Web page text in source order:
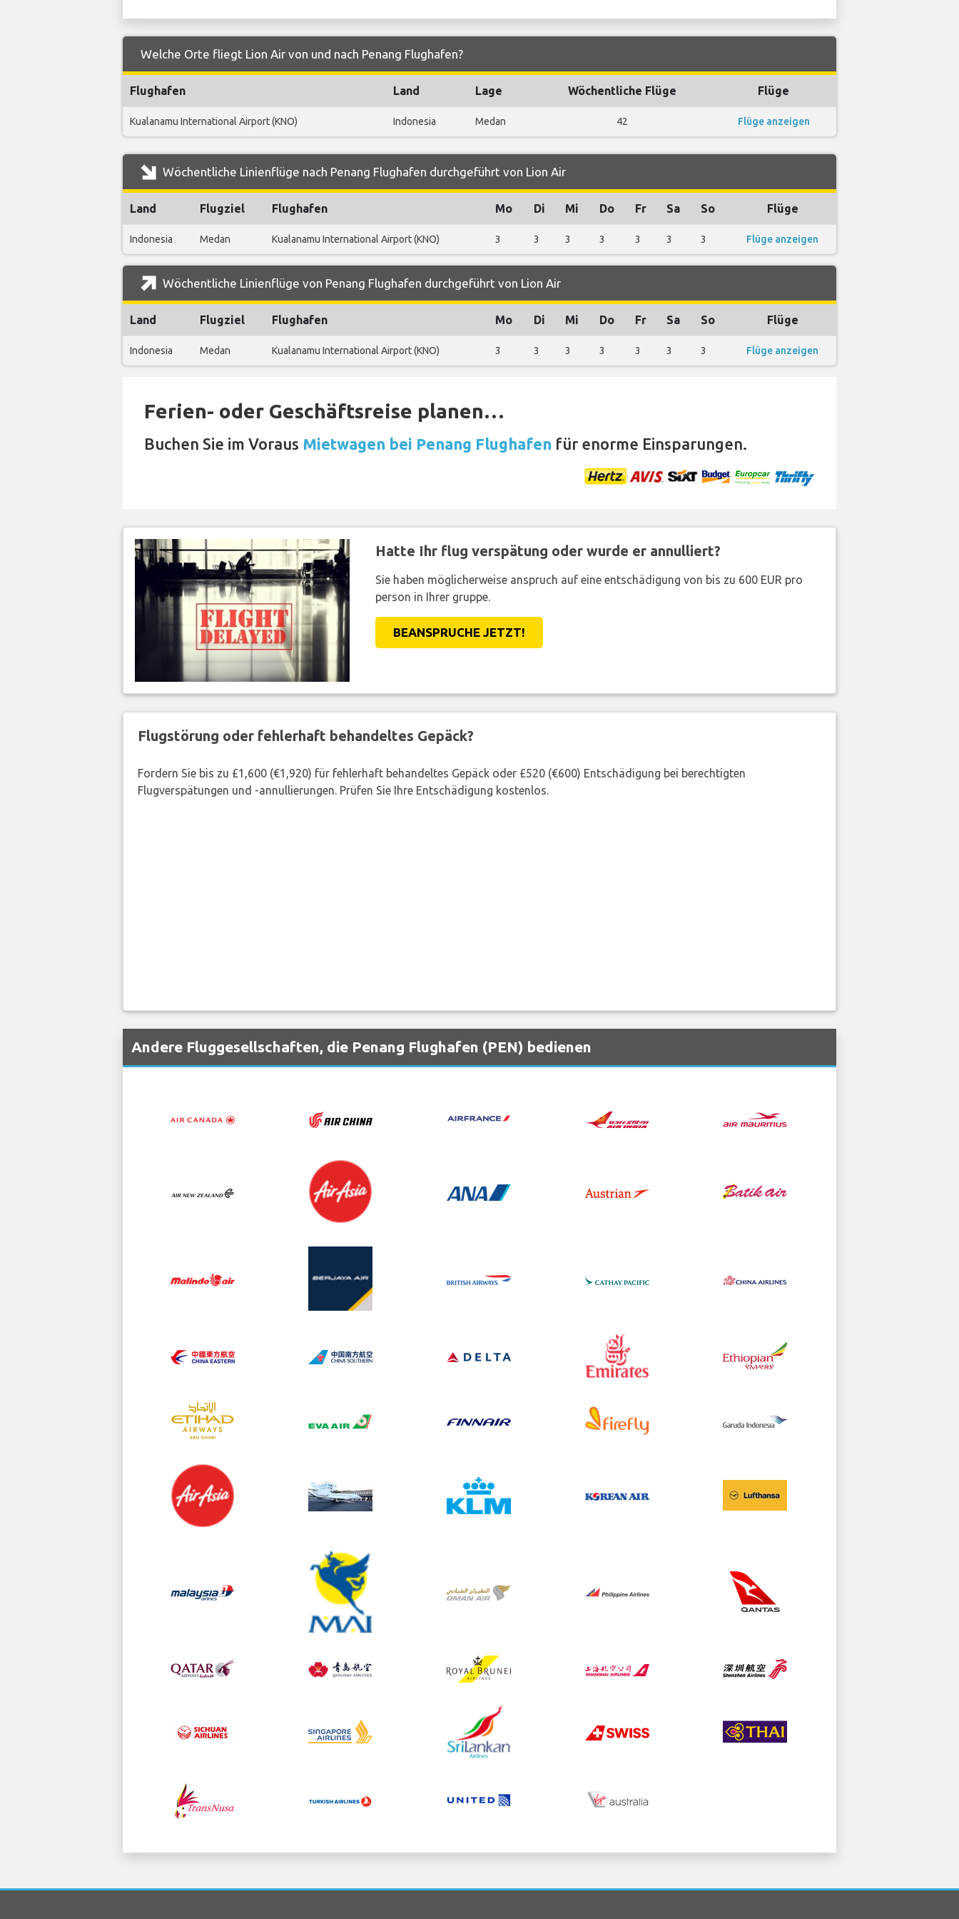
Welche Orte fliegt Lion Air von und nach Penang Flughafen?
Flughafen Land Lage Wöchentliche Flüge Flüge
Kualanamu International Airport (KNO) Indonesia Medan 42 Flüge anzeigen
Wöchentliche Linienflüge nach Penang Flughafen durchgeführt von Lion Air
Land Flugziel Flughafen Mo Di Mi Do Fr Sa So Flüge
Indonesia Medan Kualanamu International Airport (KNO) 3 3 3 3 3 3 3 Flüge anzeigen
Wöchentliche Linienflüge von Penang Flughafen durchgeführt von Lion Air
Land Flugziel Flughafen Mo Di Mi Do Fr Sa So Flüge
Indonesia Medan Kualanamu International Airport (KNO) 3 3 3 3 3 3 3 Flüge anzeigen
Ferien- oder Geschäftsreise planen…
Buchen Sie im Voraus Mietwagen bei Penang Flughafen für enorme Einsparungen.
Hatte Ihr flug verspätung oder wurde er annulliert?
Sie haben möglicherweise anspruch auf eine entschädigung von bis zu 600 EUR pro
person in Ihrer gruppe.
BEANSPRUCHE JETZT!
Flugstörung oder fehlerhaft behandeltes Gepäck?
Fordern Sie bis zu £1,600 (€1,920) für fehlerhaft behandeltes Gepäck oder £520 (€600) Entschädigung bei berechtigten
Flugverspätungen und -annullierungen. Prüfen Sie Ihre Entschädigung kostenlos.
Andere Fluggesellschaften, die Penang Flughafen (PEN) bedienen